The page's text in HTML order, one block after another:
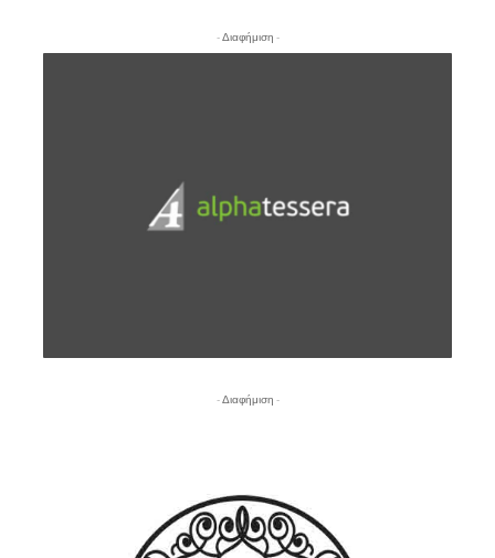
- Διαφήμιση -
- Διαφήμιση -